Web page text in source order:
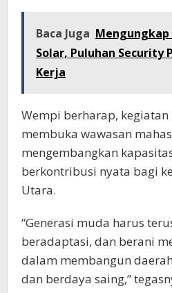
Baca Juga
Solar, Puluhan Security
Kerja
Wempi berharap,
membuka wawasan
mengembangkan
berkontribusi nyata bagi
Utara.
“Generasi muda harus
beradaptasi, dan berani
dalam membangun
dan berdaya saing,”